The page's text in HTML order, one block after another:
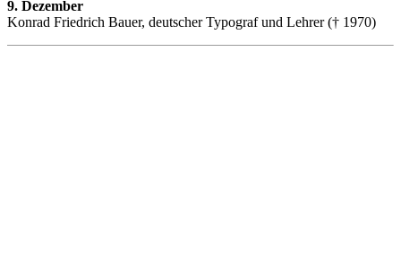
9. Dezember
Konrad Friedrich Bauer, deutscher Typograf und Lehrer († 1970)